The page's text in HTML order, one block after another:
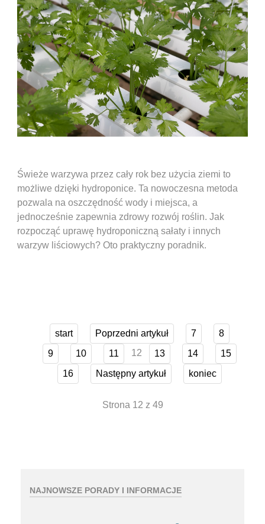
Świeże warzywa przez cały rok bez użycia ziemi to
możliwe dzięki hydroponice. Ta nowoczesna metoda
pozwala na oszczędność wody i miejsca, a
jednocześnie zapewnia zdrowy rozwój roślin. Jak
rozpocząć uprawę hydroponiczną sałaty i innych
warzyw liściowych? Oto praktyczny poradnik.
start Poprzedni artykuł 7
8
9
10 11 12 13 14
15
16
Następny artykuł koniec
Strona 12 z 49
NAJNOWSZE PORADY I INFORMACJE